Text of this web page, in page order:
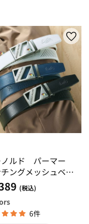
ノルド パーマー
ングメッシュベル
(税込)
6件